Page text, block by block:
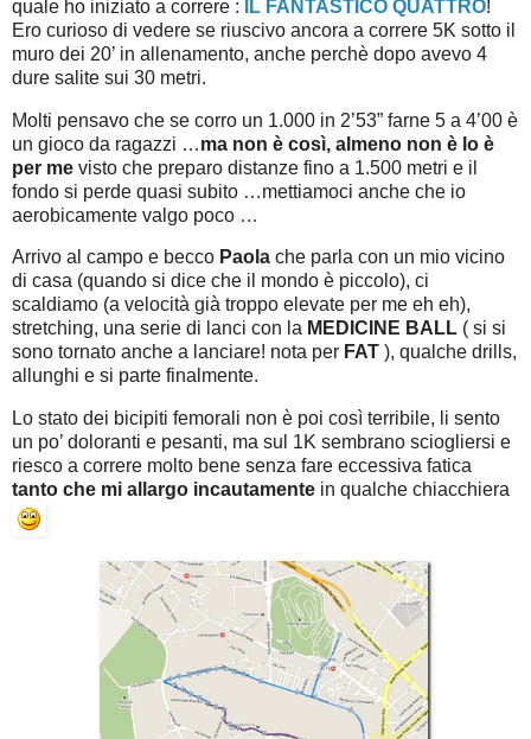
quale ho iniziato a correre :
IL FANTASTICO QUATTRO!
Ero curioso di vedere se riuscivo ancora a correre 5K sotto il
muro dei 20’ in allenamento, anche perchè dopo avevo 4
dure salite sui 30 metri.
Molti pensavo che se corro un 1.000 in 2’53” farne 5 a 4’00 è
un gioco da ragazzi …ma non è così, almeno non è lo è
per me visto che preparo distanze fino a 1.500 metri e il
fondo si perde quasi subito …mettiamoci anche che io
aerobicamente valgo poco …
Arrivo al campo e becco Paola che parla con un mio vicino
di casa (quando si dice che il mondo è piccolo), ci
scaldiamo (a velocità già troppo elevate per me eh eh),
stretching, una serie di lanci con la MEDICINE BALL ( si si
sono tornato anche a lanciare! nota per FAT ), qualche drills,
allunghi e si parte finalmente.
Lo stato dei bicipiti femorali non è poi così terribile, li sento
un po’ doloranti e pesanti, ma sul 1K sembrano sciogliersi e
riesco a correre molto bene senza fare eccessiva fatica
tanto che mi allargo incautamente in qualche chiacchiera